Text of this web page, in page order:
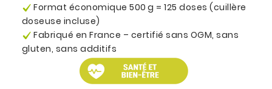
Format économique 500 g = 125 doses (cuillère
doseuse incluse)
Fabriqué en France – certifié sans OGM, sans
gluten, sans additifs